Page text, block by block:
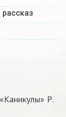
Р.